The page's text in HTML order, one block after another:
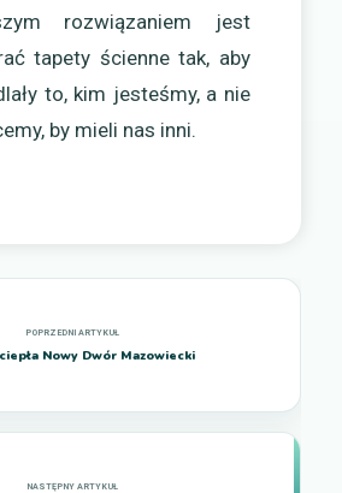
rozwiązaniem jest
tapety ścienne tak, aby
to, kim jesteśmy, a nie
by mieli nas inni.
Nowy Dwór Mazowiecki